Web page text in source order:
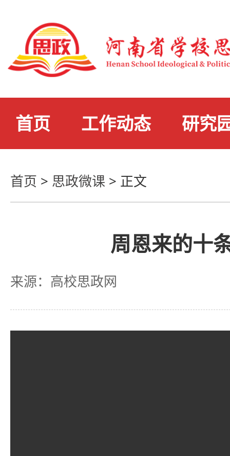
首页 工作动态 研究
首页 > 思政微课 > 正文
周恩来的十
来源：高校思政网